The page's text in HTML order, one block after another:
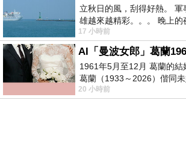
立秋日的風，刮得好熱。
雄越來越精彩。。。 晚上的
天的風刮得很熱 夜遊消暑熱
17 小時前
1961年5月至12月 葛蘭的結
葛蘭（1933～2026）偕同
2004）乘郵輪赴倫敦6月15
20 小時前